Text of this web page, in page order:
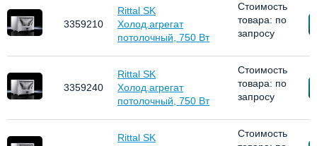
3359210
Rittal SK
Холод.агрегат
потолочный, 750 Вт
Стоимость
товара: по
запросу
3359240
Rittal SK
Холод.агрегат
потолочный, 750 Вт
Стоимость
товара: по
запросу
Rittal SK
Стоимость